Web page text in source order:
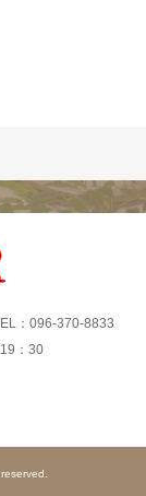
：096-370-8833
：30